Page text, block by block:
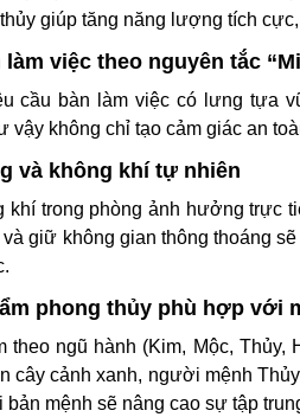
giúp tăng năng lượng tích
làm việc theo nguyên tắc
cầu bàn làm việc có lưng tựa
vậy không chỉ tạo cảm giác an
và không khí tự nhiên
khí trong phòng ảnh hưởng trực
giữ không gian thông thoáng
phong thủy phù hợp với
theo ngũ hành (Kim, Mộc,
cây cảnh xanh, người mệnh
mệnh sẽ nâng cao sự tập